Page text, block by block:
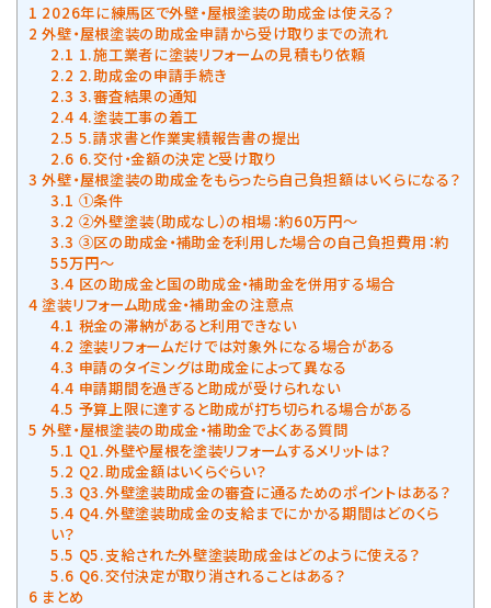
1 2026年に練馬区で外壁・屋根塗装の助成金は使える？
2 外壁・屋根塗装の助成金申請から受け取りまでの流れ
2.1 1.施工業者に塗装リフォームの見積もり依頼
2.2 2.助成金の申請手続き
2.3 3.審査結果の通知
2.4 4.塗装工事の着工
2.5 5.請求書と作業実績報告書の提出
2.6 6.交付・金額の決定と受け取り
3 外壁・屋根塗装の助成金をもらったら自己負担額はいくらになる？
3.1 ①条件
3.2 ②外壁塗装（助成なし）の相場：約60万円～
3.3 ③区の助成金・補助金を利用した場合の自己負担費用：約
55万円～
3.4 区の助成金と国の助成金・補助金を併用する場合
4 塗装リフォーム助成金・補助金の注意点
4.1 税金の滞納があると利用できない
4.2 塗装リフォームだけでは対象外になる場合がある
4.3 申請のタイミングは助成金によって異なる
4.4 申請期間を過ぎると助成が受けられない
4.5 予算上限に達すると助成が打ち切られる場合がある
5 外壁・屋根塗装の助成金・補助金でよくある質問
5.1 Q1.外壁や屋根を塗装リフォームするメリットは？
5.2 Q2.助成金額はいくらぐらい？
5.3 Q3.外壁塗装助成金の審査に通るためのポイントはある？
5.4 Q4.外壁塗装助成金の支給までにかかる期間はどのくら
い？
5.5 Q5.支給された外壁塗装助成金はどのように使える？
5.6 Q6.交付決定が取り消されることはある？
6 まとめ